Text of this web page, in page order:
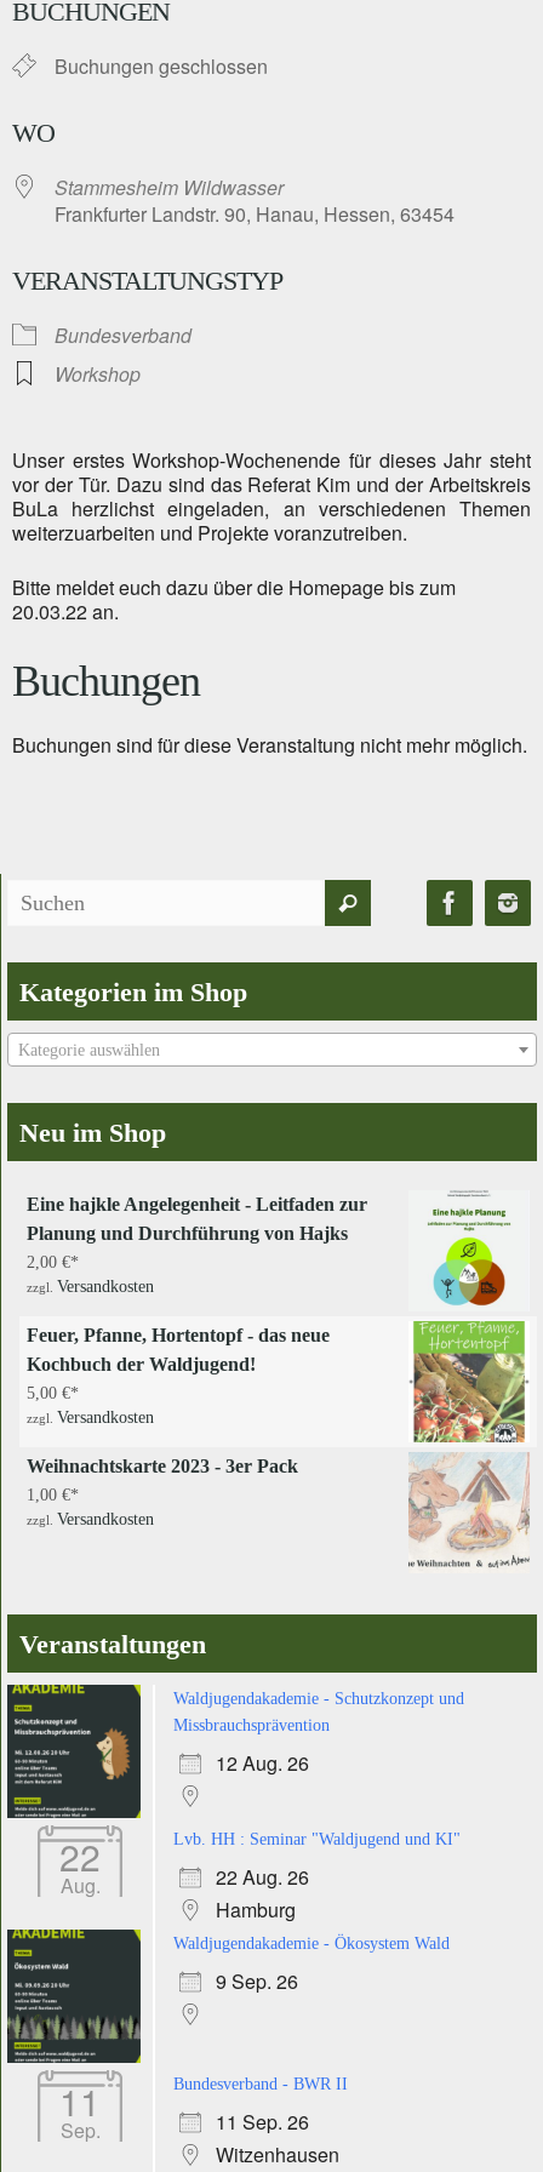
BUCHUNGEN
Buchungen geschlossen
WO
Stammesheim Wildwasser
Frankfurter Landstr. 90, Hanau, Hessen, 63454
VERANSTALTUNGSTYP
Bundesverband
Workshop
Unser erstes Workshop-Wochenende für dieses Jahr steht
vor der Tür. Dazu sind das Referat Kim und der Arbeitskreis
BuLa herzlichst eingeladen, an verschiedenen Themen
weiterzuarbeiten und Projekte voranzutreiben.
Bitte meldet euch dazu über die Homepage bis zum
20.03.22 an.
Buchungen
Buchungen sind für diese Veranstaltung nicht mehr möglich.
Suchen
Kategorien im Shop
Kategorie auswählen
Neu im Shop
Eine hajkle Angelegenheit - Leitfaden zur
Planung und Durchführung von Hajks
2,00 €
zzgl. Versandkosten
Feuer, Pfanne, Hortentopf - das neue
Kochbuch der Waldjugend!
5,00 €
zzgl. Versandkosten
Weihnachtskarte 2023 - 3er Pack
1,00 €
zzgl. Versandkosten
Veranstaltungen
Waldjugendakademie - Schutzkonzept und
Missbrauchsprävention
12 Aug. 26
22
Aug.
Lvb. HH : Seminar "Waldjugend und KI"
22 Aug. 26
Hamburg
Waldjugendakademie - Ökosystem Wald
9 Sep. 26
11
Sep.
Bundesverband - BWR II
11 Sep. 26
Witzenhausen